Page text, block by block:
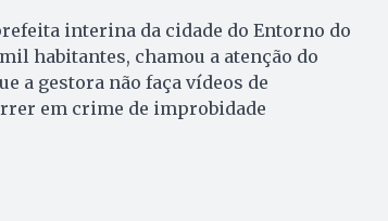
interina da cidade do Entorno do
habitantes, chamou a atenção do
a gestora não faça vídeos de
em crime de improbidade